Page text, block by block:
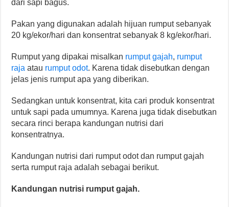
dari sapi bagus.
Pakan yang digunakan adalah hijuan rumput sebanyak
20 kg/ekor/hari dan konsentrat sebanyak 8 kg/ekor/hari.
Rumput yang dipakai misalkan rumput gajah, rumput
raja atau rumput odot. Karena tidak disebutkan dengan
jelas jenis rumput apa yang diberikan.
Sedangkan untuk konsentrat, kita cari produk konsentrat
untuk sapi pada umumnya. Karena juga tidak disebutkan
secara rinci berapa kandungan nutrisi dari
konsentratnya.
Kandungan nutrisi dari rumput odot dan rumput gajah
serta rumput raja adalah sebagai berikut.
Kandungan nutrisi rumput gajah.